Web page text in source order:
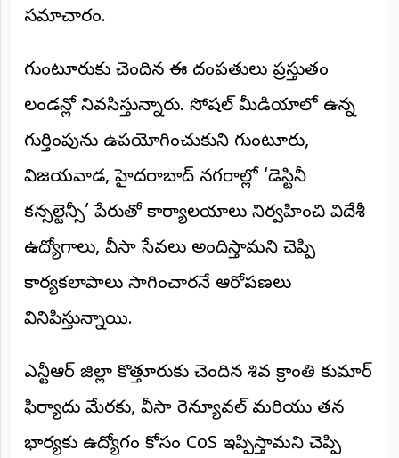
2026
NTODAY
ప్రతి
క్షణం
ప్రజల
సమాచారం.
గుంటూరుకు చెందిన ఈ దంపతులు ప్రస్తుతం
లండన్లో నివసిస్తున్నారు. సోషల్ మీడియాలో ఉన్న
గుర్తింపును ఉపయోగించుకుని గుంటూరు,
విజయవాడ, హైదరాబాద్ నగరాల్లో ‘డెస్టినీ
కన్సల్టెన్సీ’ పేరుతో కార్యాలయాలు నిర్వహించి విదేశీ
ఉద్యోగాలు, వీసా సేవలు అందిస్తామని చెప్పి
కార్యకలాపాలు సాగించారనే ఆరోపణలు
వినిపిస్తున్నాయి.
ఎన్టీఆర్ జిల్లా కొత్తూరుకు చెందిన శివ క్రాంతి కుమార్
ఫిర్యాదు మేరకు, వీసా రెన్యూవల్ మరియు తన
భార్యకు ఉద్యోగం కోసం CoS ఇప్పిస్తామని చెప్పి